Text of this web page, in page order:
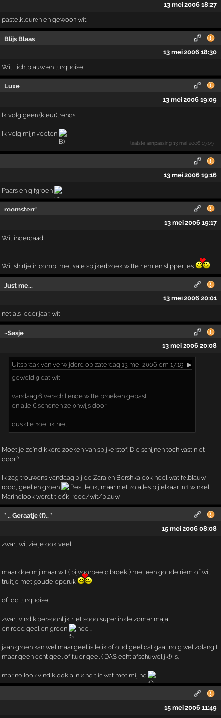
13 mei 2006 18:27
pastelkleuren en gewoon wit.
Blijs Blaas
13 mei 2006 18:30
Wit, lichtblauw en turquoise.
Luxe
13 mei 2006 19:09
Ik volg geen (kleur)trends.
Ik volg mijn voeten
laatste aanpassing13 mei 2006 19:09
13 mei 2006 19:16
Paars en gifgroen
roomsterr'
13 mei 2006 19:17
Wit inderdaad!
Wit shirtje in combi met vale spijkerbroek witte riem en slippertjes
Just me...
13 mei 2006 20:01
net als ieder jaar: wit
~Sasje
13 mei 2006 20:08
Uitspraak van verwijderd op zaterdag 13 mei 2006 om 17:19: ▶
geweldig dat wit
vandaag 6 verschillende witte broeken gepast
en alle 6 schenen ze onwijs door
dus die hoef ik niet
Moet je zo'n dikkere zoeken van spijkerstof. Die schijnen toch vast niet
door?
Ik zag trouwens vandaag bij de Zara en Bershka ook heel wat felblauw,
rood, geel en groen
Best leuk, maar niet zo alles bij elkaar in 1 winkel.
Marinelook wordt t ook, rood/wit/blauw
* .. Geraatje (f).. *
15 mei 2006 08:08
zwart wit zie je ook veel..
maar doe mij maar wit ( bijvoorbeeld broek..) met een goude riem of wit
truitje met goude opdruk
of idd turquoise..
zwart vind k persoonlijk niet sooo super in de zomer maja..
en rood geel en groen
nee ..
jaah groen kan wel maar geel is lelik of oud geel dat gaat noig wel zolang t
maar geen echt geel of fluor geel ( DAS echt afschuwelijk!) is.
marine look vind k ook al nix he t is wat met mij he
15 mei 2006 11:49